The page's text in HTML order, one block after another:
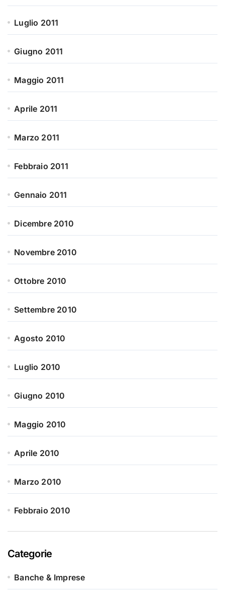
Luglio 2011
Giugno 2011
Maggio 2011
Aprile 2011
Marzo 2011
Febbraio 2011
Gennaio 2011
Dicembre 2010
Novembre 2010
Ottobre 2010
Settembre 2010
Agosto 2010
Luglio 2010
Giugno 2010
Maggio 2010
Aprile 2010
Marzo 2010
Febbraio 2010
Categorie
Banche & Imprese